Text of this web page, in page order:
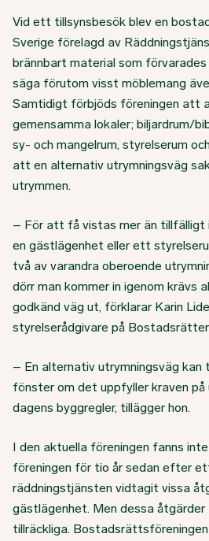
Vid ett tillsynsbesök blev en
Sverige förelagd av
brännbart material som
säga förutom visst möblemang
Samtidigt förbjöds föreningen att
gemensamma lokaler; biljardrum/
sy- och mangelrum, styrelserum
att en alternativ utrymningsväg
utrymmen.
– För att få vistas mer än tillfälligt
en gästlägenhet eller ett
två av varandra oberoende
dörr man kommer in igenom krävs
godkänd väg ut, förklarar Karin
styrelserådgivare på
– En alternativ utrymningsväg kan
fönster om det uppfyller kraven på
dagens byggregler, tillägger hon.
I den aktuella föreningen fanns
föreningen för tio år sedan efter
räddningstjänsten vidtagit vissa
gästlägenhet. Men dessa åtgärder
tillräckliga.